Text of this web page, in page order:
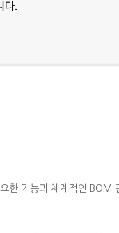
다.
한 기능과 체계적인 BOM